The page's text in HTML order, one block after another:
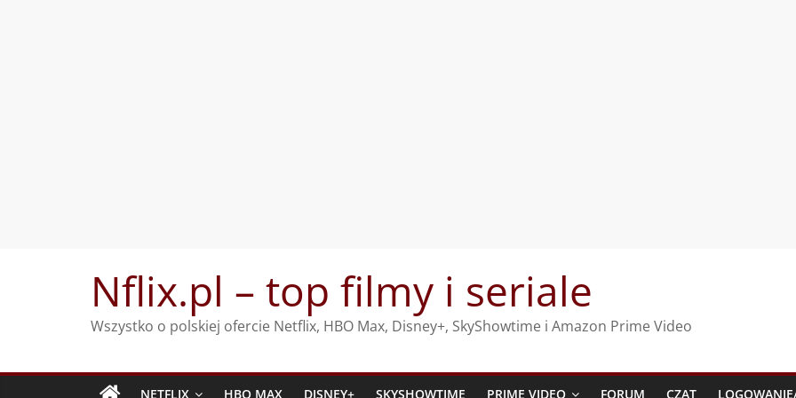
Nflix.pl – top filmy i seriale
Wszystko o polskiej ofercie Netflix, HBO Max, Disney+, SkyShowtime i Amazon Prime Video
NETFLIX HBO MAX DISNEY+ SKYSHOWTIME PRIME VIDEO FORUM CZAT